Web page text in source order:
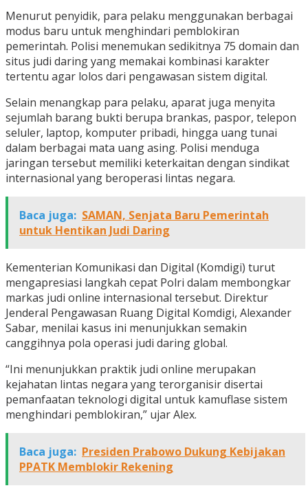
Menurut penyidik, para pelaku menggunakan berbagai
modus baru untuk menghindari pemblokiran
pemerintah. Polisi menemukan sedikitnya 75 domain dan
situs judi daring yang memakai kombinasi karakter
tertentu agar lolos dari pengawasan sistem digital.
Selain menangkap para pelaku, aparat juga menyita
sejumlah barang bukti berupa brankas, paspor, telepon
seluler, laptop, komputer pribadi, hingga uang tunai
dalam berbagai mata uang asing. Polisi menduga
jaringan tersebut memiliki keterkaitan dengan sindikat
internasional yang beroperasi lintas negara.
Baca juga: SAMAN, Senjata Baru Pemerintah
untuk Hentikan Judi Daring
Kementerian Komunikasi dan Digital (Komdigi) turut
mengapresiasi langkah cepat Polri dalam membongkar
markas judi online internasional tersebut. Direktur
Jenderal Pengawasan Ruang Digital Komdigi, Alexander
Sabar, menilai kasus ini menunjukkan semakin
canggihnya pola operasi judi daring global.
“Ini menunjukkan praktik judi online merupakan
kejahatan lintas negara yang terorganisir disertai
pemanfaatan teknologi digital untuk kamuflase sistem
menghindari pemblokiran,” ujar Alex.
Baca juga: Presiden Prabowo Dukung Kebijakan
PPATK Memblokir Rekening